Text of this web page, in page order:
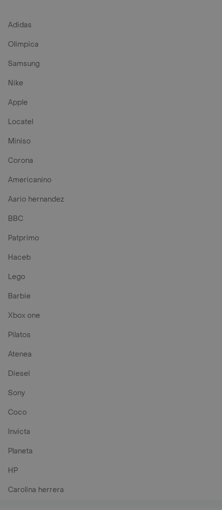
Adidas
Olimpica
Samsung
Nike
Apple
Locatel
Miniso
Corona
Americanino
Aario hernandez
BBC
Patprimo
Haceb
Lego
Barbie
Xbox one
Pilatos
Atenea
Diesel
Sony
Coco
Invicta
Planeta
HP
Carolina herrera